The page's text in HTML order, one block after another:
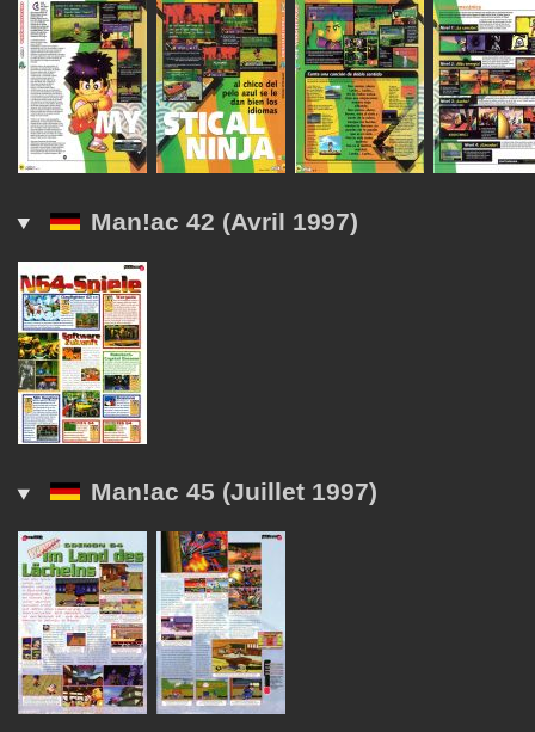
Man!ac 42 (Avril 1997)
Man!ac 45 (Juillet 1997)